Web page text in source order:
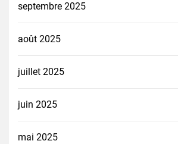
septembre 2025
août 2025
juillet 2025
juin 2025
mai 2025